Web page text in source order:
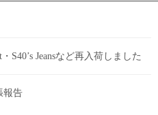
S40’s Jeansなど再入荷しました
報告